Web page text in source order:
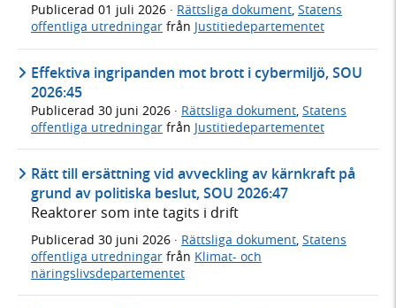
Publicerad 01 juli 2026 · Rättsliga dokument, Statens
offentliga utredningar från Justitiedepartementet
Effektiva ingripanden mot brott i cybermiljö, SOU
2026:45
Publicerad 30 juni 2026 · Rättsliga dokument, Statens
offentliga utredningar från Justitiedepartementet
Rätt till ersättning vid avveckling av kärnkraft på
grund av politiska beslut, SOU 2026:47
Reaktorer som inte tagits i drift
Publicerad 30 juni 2026 · Rättsliga dokument Statens
offentliga utredningar från Klimat- och
näringslivsdepartementet